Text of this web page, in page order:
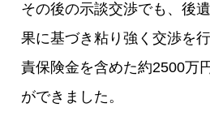
その後の示談交渉でも、後
果に基づき粘り強く交渉を
責保険金を含めた約2500万
ができました。